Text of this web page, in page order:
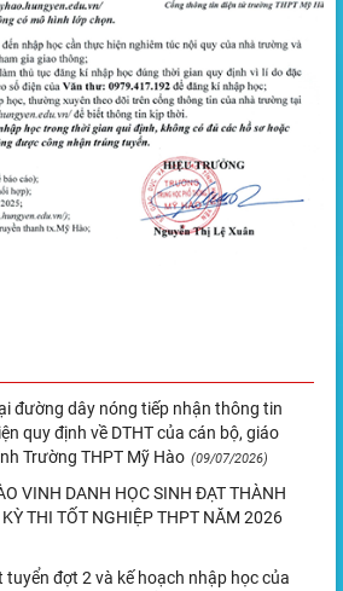
đường dây nóng tiếp nhận thông tin
quy định về DTHT của cán bộ, giáo
Trường THPT Mỹ Hào (09/07/2026)
VINH DANH HỌC SINH ĐẠT THÀNH
THI TỐT NGHIỆP THPT NĂM 2026
tuyển đợt 2 và kế hoạch nhập học của